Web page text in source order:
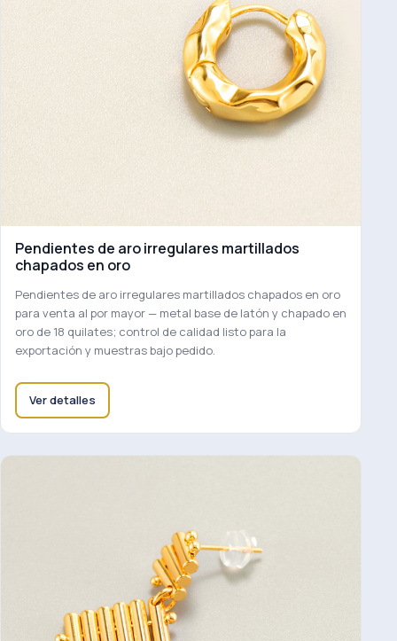
Pendientes de aro irregulares martillados
chapados en oro
Pendientes de aro irregulares martillados chapados en oro
para venta al por mayor — metal base de latón y chapado en
oro de 18 quilates; control de calidad listo para la
exportación y muestras bajo pedido.
Ver detalles